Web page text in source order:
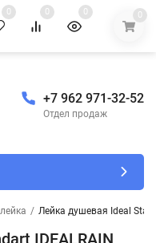
0 0 0 0
+7 962 971-32-52
Отдел продаж
/ Лейка душевая Ideal
IDEALRAIN